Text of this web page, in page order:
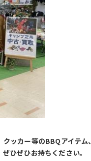
ッカー等のBBQアイテム、
ひぜひお持ちください。